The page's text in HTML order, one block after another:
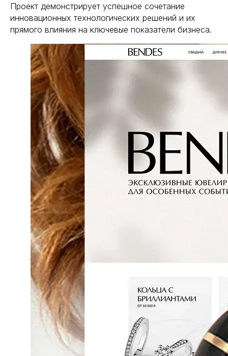
Проект демонстрирует успешное сочетание
инновационных технологических решений и их
прямого влияния на ключевые показатели бизнеса.